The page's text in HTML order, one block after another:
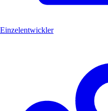
Einzelentwickler